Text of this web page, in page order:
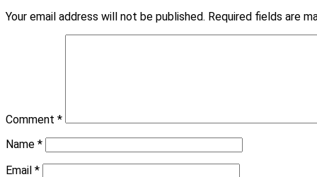
Your email address will not be published. Required fields are
Comment *
Name *
Email *